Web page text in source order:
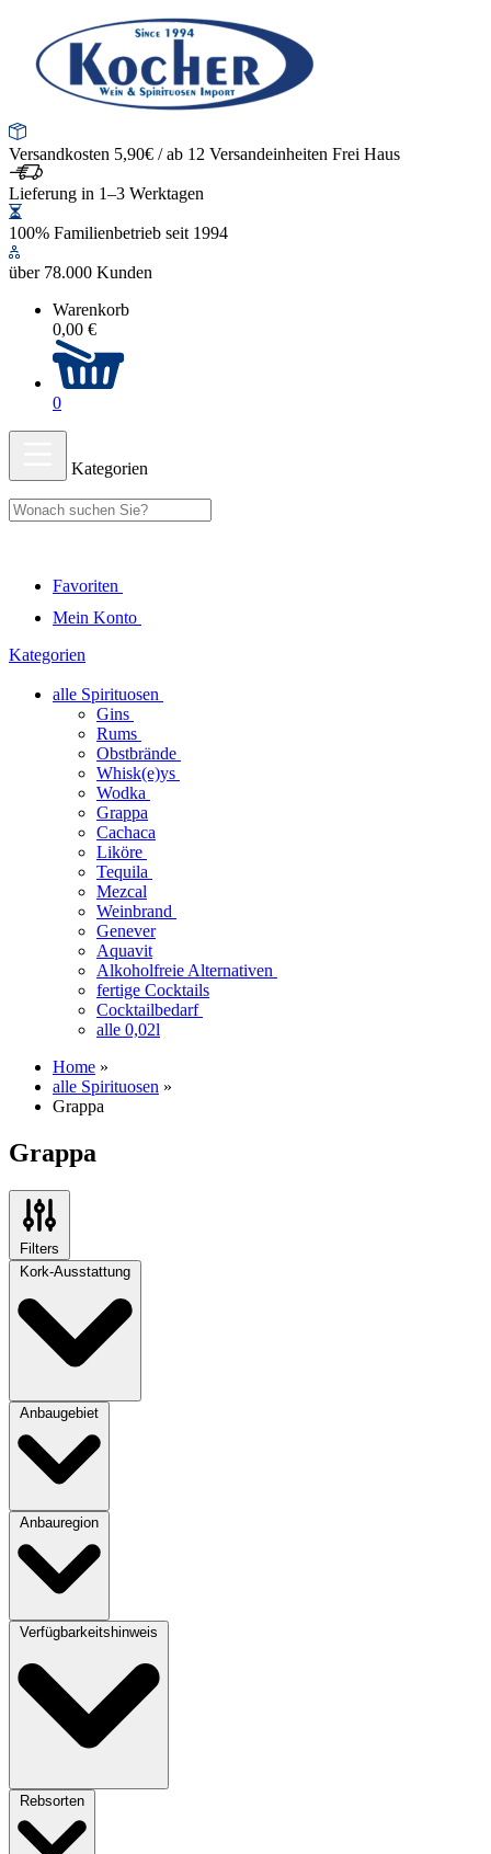
Versandkosten 5,90€ / ab 12 Versandeinheiten Frei Haus
Lieferung in 1–3 Werktagen
100% Familienbetrieb seit 1994
über 78.000 Kunden
Warenkorb
0,00 €
0
Kategorien
Favoriten
Mein Konto
Kategorien
alle Spirituosen
Gins
Rums
Obstbrände
Whisk(e)ys
Wodka
Grappa
Cachaca
Liköre
Tequila
Mezcal
Weinbrand
Genever
Aquavit
Alkoholfreie Alternativen
fertige Cocktails
Cocktailbedarf
alle 0,02l
Home »
alle Spirituosen »
Grappa
Grappa
Filters
Kork-Ausstattung
Anbaugebiet
Anbauregion
Verfügbarkeitshinweis
Rebsorten